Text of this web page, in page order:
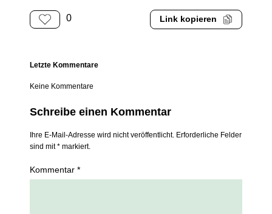
0 Link kopieren
Letzte Kommentare
Keine Kommentare
Schreibe einen Kommentar
Ihre E-Mail-Adresse wird nicht veröffentlicht. Erforderliche Felder
sind mit * markiert.
Kommentar *